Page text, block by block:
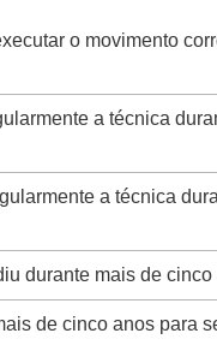
o movimento
a técnica
a técnica
durante mais de cinco
de cinco anos para